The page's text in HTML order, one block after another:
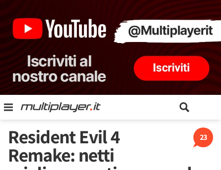
23
Resident Evil 4
Remake: netti